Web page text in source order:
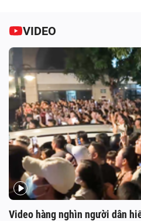
VIDEO
Video hàng nghìn người dân